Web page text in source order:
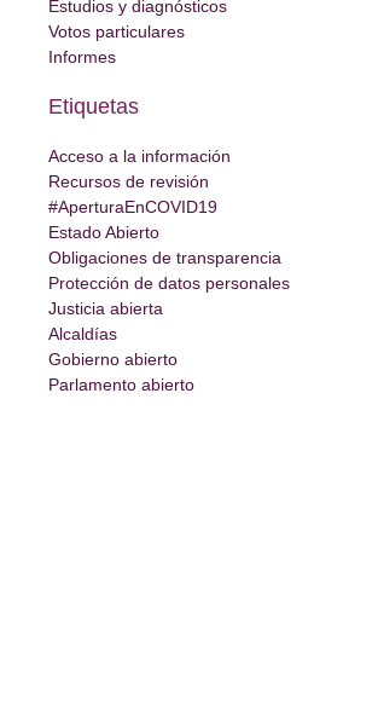
Estudios y diagnósticos
Votos particulares
Informes
Etiquetas
Acceso a la información
Recursos de revisión
#AperturaEnCOVID19
Estado Abierto
Obligaciones de transparencia
Protección de datos personales
Justicia abierta
Alcaldías
Gobierno abierto
Parlamento abierto